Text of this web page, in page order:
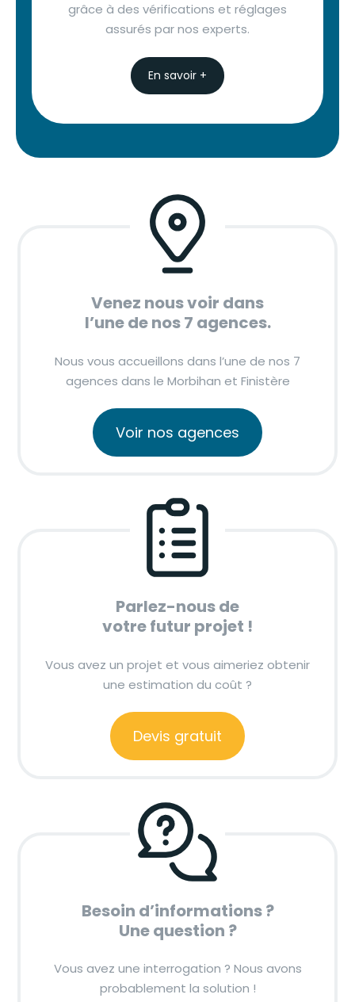
grâce à des vérifications et réglages
assurés par nos experts.
En savoir +
Venez nous voir dans
l’une de nos 7 agences.
Nous vous accueillons dans l’une de nos 7
agences dans le Morbihan et Finistère
Voir nos agences
Parlez-nous de
votre futur projet !
Vous avez un projet et vous aimeriez obtenir
une estimation du coût ?
Devis gratuit
Besoin d’informations ?
Une question ?
Vous avez une interrogation ? Nous avons
probablement la solution !